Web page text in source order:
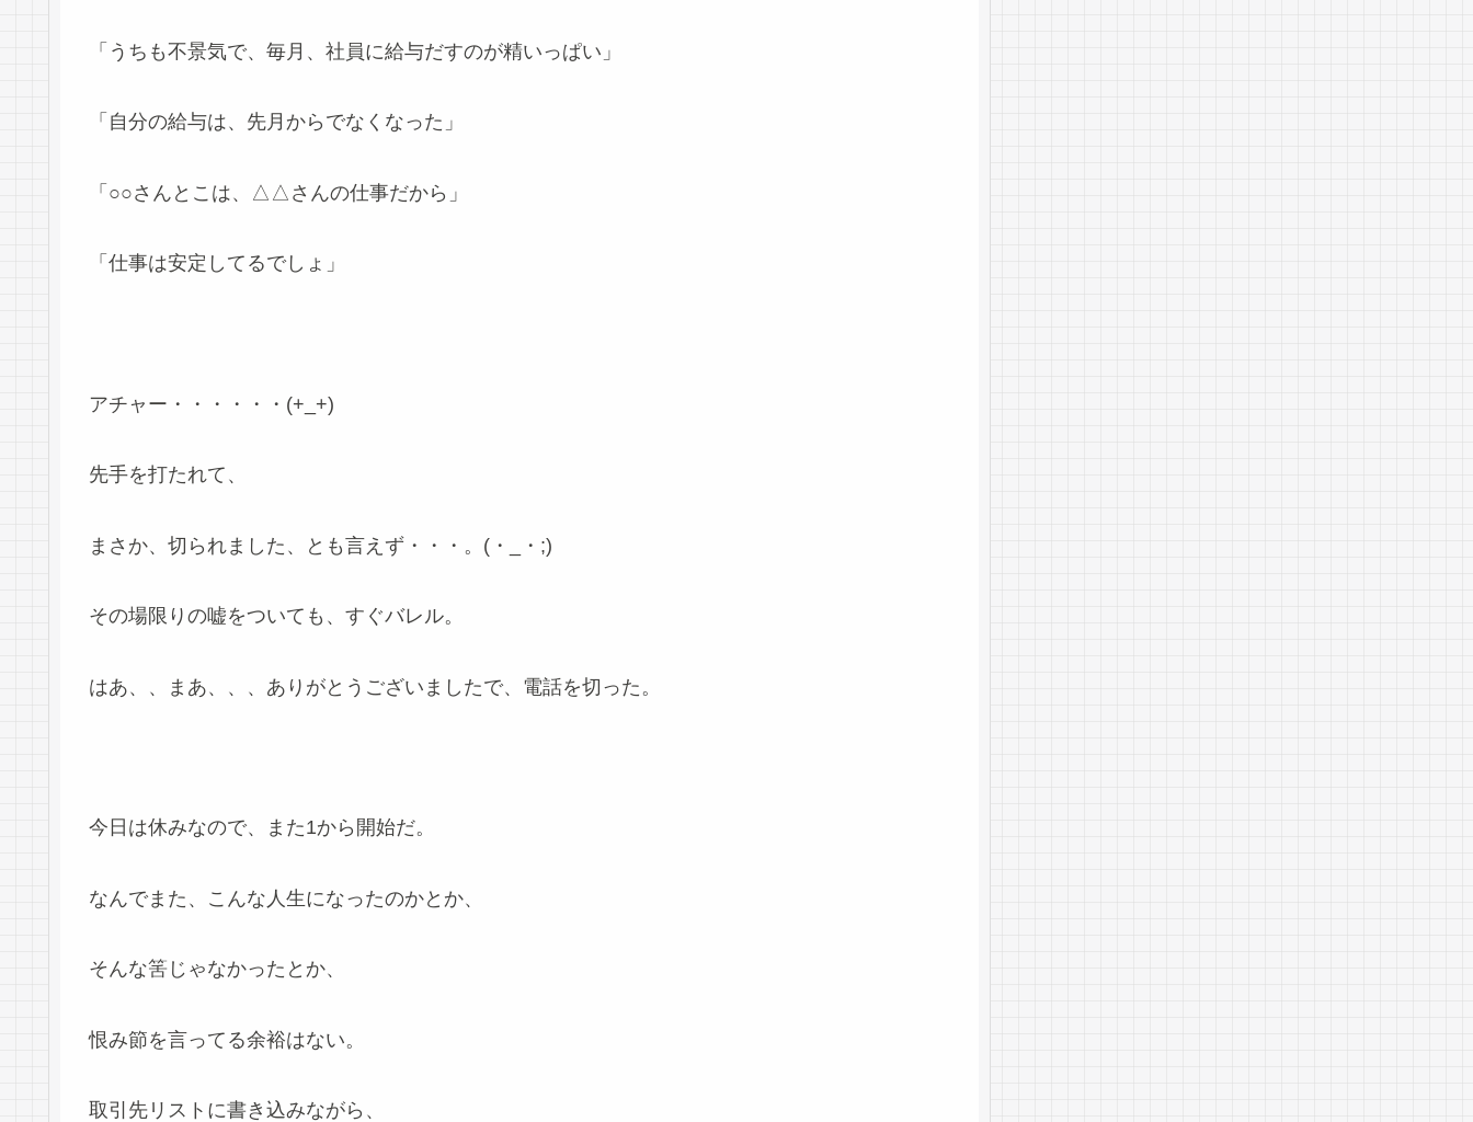
「うちも不景気で、毎月、社員に給与だすのが精いっぱい」
「自分の給与は、先月からでなくなった」
「○○さんとこは、△△さんの仕事だから」
「仕事は安定してるでしょ」
アチャー・・・・・・(+_+)
先手を打たれて、
まさか、切られました、とも言えず・・・。(・_・;)
その場限りの嘘をついても、すぐバレル。
はあ、、まあ、、、ありがとうございましたで、電話を切った。
今日は休みなので、また1から開始だ。
なんでまた、こんな人生になったのかとか、
そんな筈じゃなかったとか、
恨み節を言ってる余裕はない。
取引先リストに書き込みながら、